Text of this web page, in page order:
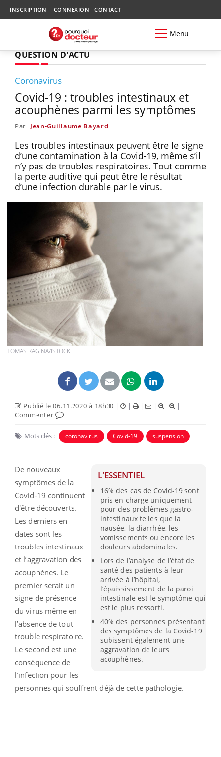
INSCRIPTION CONNEXION CONTACT
Menu
QUESTION D'ACTU
Coronavirus
Covid-19 : troubles intestinaux et
acouphènes parmi les symptômes
Par Jean-Guillaume Bayard
Les troubles intestinaux peuvent être le signe
d’une contamination à la Covid-19, même s’il
n’y pas de troubles respiratoires. Tout comme
la perte auditive qui peut être le résultat
d’une infection durable par le virus.
TOMAS RAGINA/ISTOCK
Publié le 06.11.2020 à 18h30 | | | |
|
Commenter
Mots clés : coronavirus Covid-19 suspension
L'ESSENTIEL
16% des cas de Covid-19 sont
pris en charge uniquement
pour des problèmes gastro-
intestinaux telles que la
nausée, la diarrhée, les
vomissements ou encore les
douleurs abdominales.
Lors de l’analyse de l’état de
santé des patients à leur
arrivée à l’hôpital,
l’épaississement de la paroi
intestinale est le symptôme qui
est le plus ressorti.
40% des personnes présentant
des symptômes de la Covid-19
subissent également une
aggravation de leurs
acouphènes.
De nouveaux
symptômes de la
Covid-19 continuent
d'être découverts.
Les derniers en
dates sont les
troubles intestinaux
et l’aggravation des
acouphènes. Le
premier serait un
signe de présence
du virus même en
l’absence de tout
trouble respiratoire.
Le second est une
conséquence de
l’infection pour les
personnes qui souffrent déjà de cette pathologie.